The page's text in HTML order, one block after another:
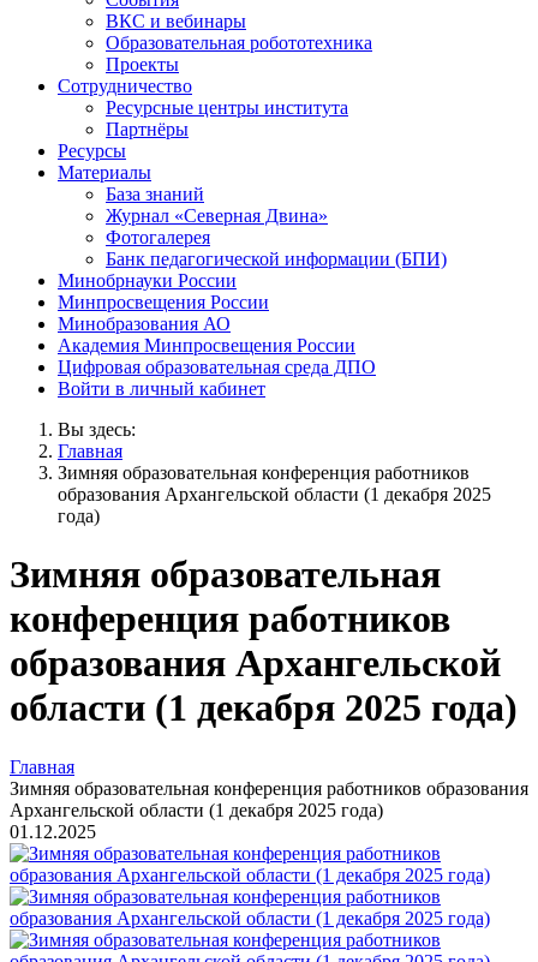
ВКС и вебинары
Образовательная робототехника
Проекты
Сотрудничество
Ресурсные центры института
Партнёры
Ресурсы
Материалы
База знаний
Журнал «Северная Двина»
Фотогалерея
Банк педагогической информации (БПИ)
Минобрнауки России
Минпросвещения России
Минобразования АО
Академия Минпросвещения России
Цифровая образовательная среда ДПО
Войти в личный кабинет
Вы здесь:
Главная
Зимняя образовательная конференция работников
образования Архангельской области (1 декабря 2025
года)
Зимняя образовательная
конференция работников
образования Архангельской
области (1 декабря 2025 года)
Главная
Зимняя образовательная конференция работников образования
Архангельской области (1 декабря 2025 года)
01.12.2025